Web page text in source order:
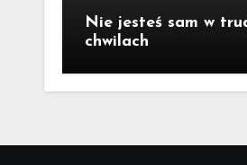
Nie jesteś sam w
chwilach